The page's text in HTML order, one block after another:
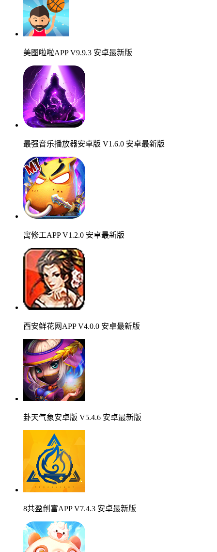
美图啦啦APP V9.9.3 安卓最新版
最强音乐播放器安卓版 V1.6.0 安卓最新版
寓修工APP V1.2.0 安卓最新版
西安鲜花网APP V4.0.0 安卓最新版
卦天气象安卓版 V5.4.6 安卓最新版
8共盈创富APP V7.4.3 安卓最新版